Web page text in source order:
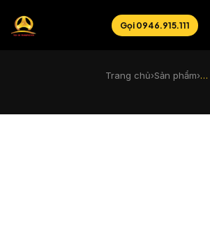
Gọi 0946.915.111
Trang chủ›Sản phẩm›…